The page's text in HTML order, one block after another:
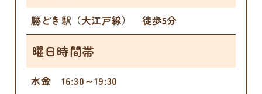
勝どき駅（大江戸線） 徒歩5分
曜日時間帯
水金 16:30～19:30